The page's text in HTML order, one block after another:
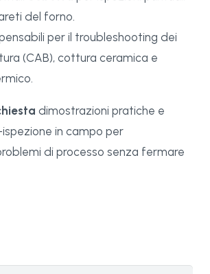
del forno.
per il troubleshooting dei
(CAB), cottura ceramica e
dimostrazioni pratiche e
in campo per
di processo senza fermare